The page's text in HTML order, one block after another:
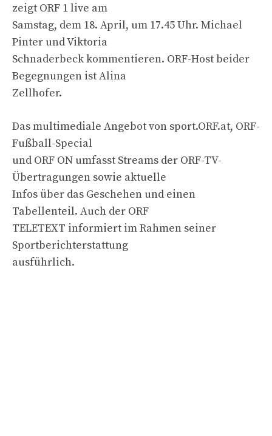
zeigt ORF 1 live am
Samstag, dem 18. April, um 17.45 Uhr. Michael
Pinter und Viktoria
Schnaderbeck kommentieren. ORF-Host beider
Begegnungen ist Alina
Zellhofer.
Das multimediale Angebot von sport.ORF.at, ORF-
Fußball-Special
und ORF ON umfasst Streams der ORF-TV-
Übertragungen sowie aktuelle
Infos über das Geschehen und einen
Tabellenteil. Auch der ORF
TELETEXT informiert im Rahmen seiner
Sportberichterstattung
ausführlich.